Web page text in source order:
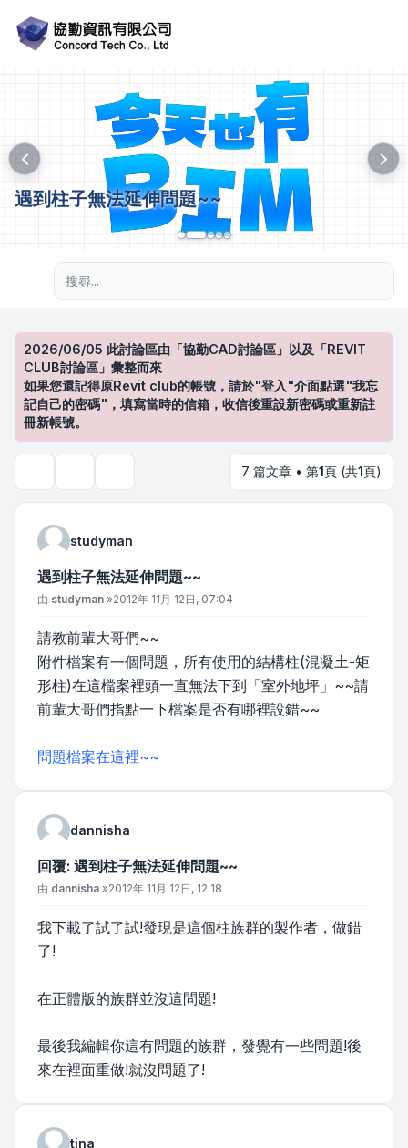
遇到柱子無法延伸問題~~
2026/06/05 此討論區由「協勤CAD討論區」以及「REVIT
CLUB討論區」彙整而來
如果您還記得原Revit club的帳號，請於"登入"介面點選"我忘
記自己的密碼"，填寫當時的信箱，收信後重設新密碼或重新註
冊新帳號。
7 篇文章 • 第1頁 (共1頁)
studyman
遇到柱子無法延伸問題~~
文章
由 studyman »2012年 11月 12日, 07:04
請教前輩大哥們~~
附件檔案有一個問題，所有使用的結構柱(混凝土-矩
形柱)在這檔案裡頭一直無法下到「室外地坪」~~請
前輩大哥們指點一下檔案是否有哪裡設錯~~
問題檔案在這裡~~
dannisha
回覆: 遇到柱子無法延伸問題~~
文章
由 dannisha »2012年 11月 12日, 12:18
我下載了試了試!發現是這個柱族群的製作者，做錯
了!
在正體版的族群並沒這問題!
最後我編輯你這有問題的族群，發覺有一些問題!後
來在裡面重做!就沒問題了!
tina